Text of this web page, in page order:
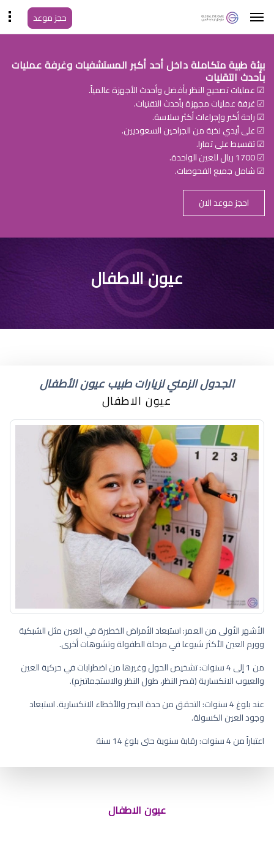
حجز موعد
بيئة طبية متكاملة داخل أحد أكبر المستشفيات وغرفة عمليات
بأحدث التقنيات
☑ عمليات تصحيح النظر بأفضل وأحدث الأجهزة عالمياً.
☑ غرفة عمليات مجهزة بأحدث التقنيات.
☑ راحة أكبر وإجراءات أكثر سلاسة.
☑ على أيدي نخبة من الجراحين السعوديين.
☑ تقسيط على تمارا.
☑ 1700 ريال للعين الواحدة.
☑ شامل جميع الفحوصات.
احجز موعد الان
في اي شهر يظهر لون
عيون الطفل الحقيقي
عيون الاطفال
الجدول الزمني لزيارات طبيب عيون الأطفال
عيون الاطفال
الأشهر الأولى من العمر: استبعاد الأمراض الخطيرة في العين مثل الشبكية
وورم العين الأكثر شيوعا في مرحلة الطفولة وتشوهات أخرى.
من 1 إلى 4 سنوات: تشخيص الحول وغيرها من اضطرابات في حركية العين
والعيوب الانكسارية (قصر النظر، طول النظر والاستجماتيزم).
عند بلوغ 4 سنوات: التحقق من حدة البصر والأخطاء الانكسارية. استبعاد
وجود العين الكسولة.
اعتباراً من 4 سنوات: رقابة سنوية حتى بلوغ 14 سنة
عيون الاطفال